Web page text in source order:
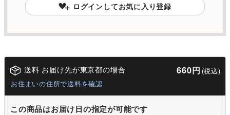
ログインしてお気に入り登録
送料 お届け先が東京都の場合 660円 (税込)
お住まいの住所で送料を確認
この商品はお届け日の指定が可能です